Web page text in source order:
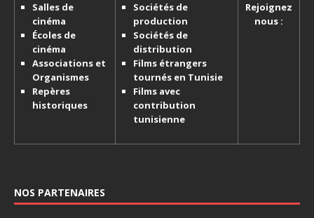
Salles de
cinéma
Écoles de
cinéma
Associations et
Organismes
Repères
historiques
Sociétés de
production
Sociétés de
distribution
Films étrangers
tournés en Tunisie
Films avec
contribution
tunisienne
Rejoignez
nous :
NOS PARTENAIRES